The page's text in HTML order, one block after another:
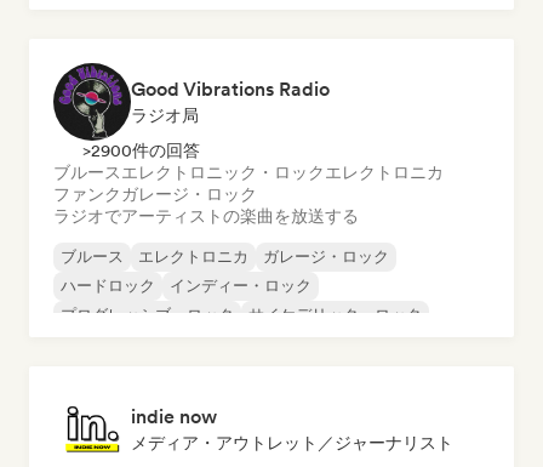
Good Vibrations Radio
ラジオ局
>2900件の回答
ブルースエレクトロニック・ロックエレクトロニカ
ファンクガレージ・ロック
ラジオでアーティストの楽曲を放送する
ブルース エレクトロニカ
ガレージ・ロック
ハードロック
インディー・ロック
プログレッシブ・ロック
サイケデリック・ロック
indie now
メディア・アウトレット／ジャーナリスト